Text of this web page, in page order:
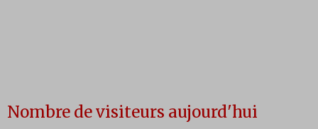
Nombre de visiteurs aujourd'hui